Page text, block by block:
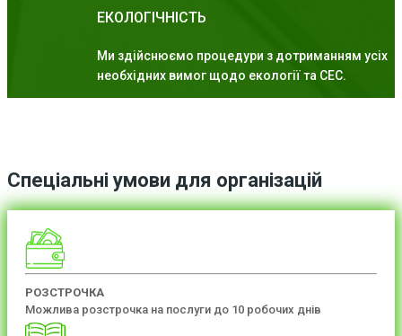
ЕКОЛОГІЧНІСТЬ
Ми здійснюємо процедури з дотриманням усіх
необхідних вимог щодо екології та СЕС.
Спеціальні умови для організацій
РОЗСТРОЧКА
Можлива розстрочка на послуги до 10 робочих днів